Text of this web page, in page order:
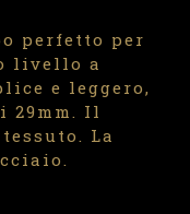
perfetto per
livello a
e leggero,
29mm. Il
La